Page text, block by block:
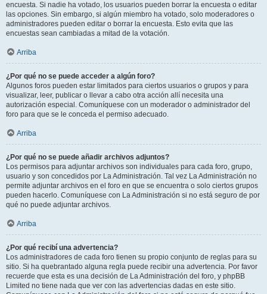
encuesta. Si nadie ha votado, los usuarios pueden borrar la encuesta o editar
las opciones. Sin embargo, si algún miembro ha votado, solo moderadores o
administradores pueden editar o borrar la encuesta. Esto evita que las
encuestas sean cambiadas a mitad de la votación.
Arriba
¿Por qué no se puede acceder a algún foro?
Algunos foros pueden estar limitados para ciertos usuarios o grupos y para
visualizar, leer, publicar o llevar a cabo otra acción allí necesita una
autorización especial. Comuníquese con un moderador o administrador del
foro para que se le conceda el permiso adecuado.
Arriba
¿Por qué no se puede añadir archivos adjuntos?
Los permisos para adjuntar archivos son individuales para cada foro, grupo,
usuario y son concedidos por La Administración. Tal vez La Administración no
permite adjuntar archivos en el foro en que se encuentra o solo ciertos grupos
pueden hacerlo. Comuníquese con La Administración si no está seguro de por
qué no puede adjuntar archivos.
Arriba
¿Por qué recibí una advertencia?
Los administradores de cada foro tienen su propio conjunto de reglas para su
sitio. Si ha quebrantado alguna regla puede recibir una advertencia. Por favor
recuerde que esta es una decisión de La Administración del foro, y phpBB
Limited no tiene nada que ver con las advertencias dadas en este sitio.